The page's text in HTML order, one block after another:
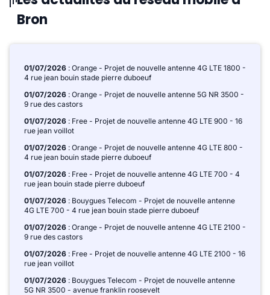
Bron
01/07/2026 : Orange - Projet de nouvelle antenne 4G LTE 1800 -
4 rue jean bouin stade pierre duboeuf
01/07/2026 : Orange - Projet de nouvelle antenne 5G NR 3500 -
9 rue des castors
01/07/2026 : Free - Projet de nouvelle antenne 4G LTE 900 - 16
rue jean voillot
01/07/2026 : Orange - Projet de nouvelle antenne 4G LTE 800 -
4 rue jean bouin stade pierre duboeuf
01/07/2026 : Free - Projet de nouvelle antenne 4G LTE 700 - 4
rue jean bouin stade pierre duboeuf
01/07/2026 : Bouygues Telecom - Projet de nouvelle antenne
4G LTE 700 - 4 rue jean bouin stade pierre duboeuf
01/07/2026 : Orange - Projet de nouvelle antenne 4G LTE 2100 -
9 rue des castors
01/07/2026 : Free - Projet de nouvelle antenne 4G LTE 2100 - 16
rue jean voillot
01/07/2026 : Bouygues Telecom - Projet de nouvelle antenne
5G NR 3500 - avenue franklin roosevelt